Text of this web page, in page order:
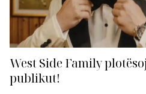
West Side Family
publikut!